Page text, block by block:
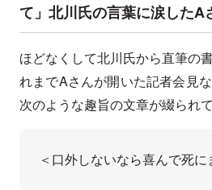
て」北川氏の言葉に涙したA
ほどなくして北川氏から直筆の
れまでAさんが開いた記者会見
次のような趣旨の文章が綴られ
＜口外しないなら喜んで死に